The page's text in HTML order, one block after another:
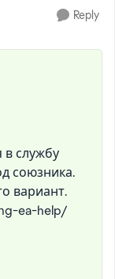
Reply
службу
союзника.
вариант.
ea-help/